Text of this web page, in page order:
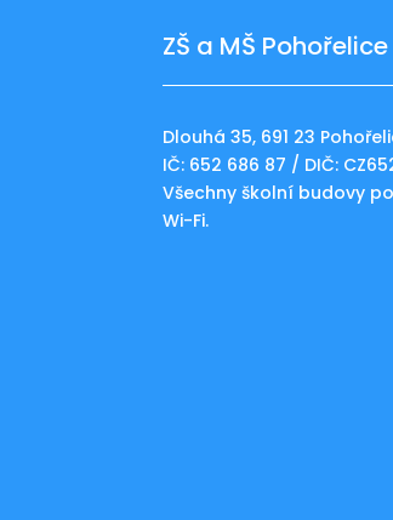
ZŠ a MŠ Pohořelice
Dlouhá 35, 691 23
IČ: 652 686 87 / DIČ:
Všechny školní budovy
Wi-Fi.